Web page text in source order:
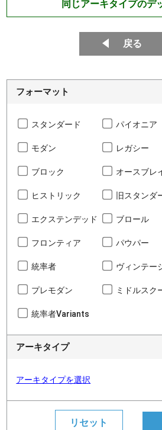
同じアーキタイプのデ
戻る
フォーマット
スタンダード パイオニア
モダン レガシー
ブロック オースブレ
ヒストリック 旧スタンダ
エクステンデッド ブロール
フロンティア パウパー
統率者 ヴィンテー
プレモダン ミドルスク
統率者Variants
アーキタイプ
アーキタイプを選択